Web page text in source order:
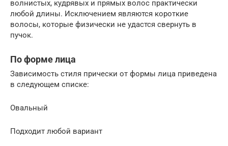
волнистых, кудрявых и прямых волос практически
любой длины. Исключением являются короткие
волосы, которые физически не удастся свернуть в
пучок.
По форме лица
Зависимость стиля прически от формы лица приведена
в следующем списке:
Овальный
Подходит любой вариант